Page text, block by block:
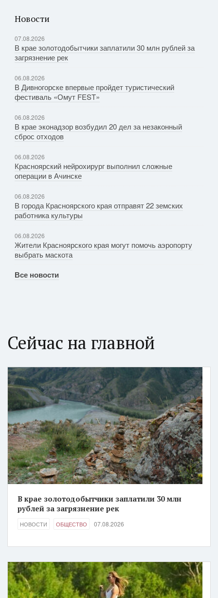
Новости
07.08.2026
В крае золотодобытчики заплатили 30 млн рублей за
загрязнение рек
06.08.2026
В Дивногорске впервые пройдет туристический
фестиваль «Омут FEST»
06.08.2026
В крае эконадзор возбудил 20 дел за незаконный
сброс отходов
06.08.2026
Красноярский нейрохирург выполнил сложные
операции в Ачинске
06.08.2026
В города Красноярского края отправят 22 земских
работника культуры
06.08.2026
Жители Красноярского края могут помочь аэропорту
выбрать маскота
Все новости
Сейчас на главной
В крае золотодобытчики заплатили 30 млн
рублей за загрязнение рек
НОВОСТИ ОБЩЕСТВО 07.08.2026